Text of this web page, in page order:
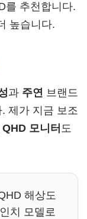
를 추천합니다.
높습니다.
과 주연 브랜드
제가 지금 보조
모니터 도
해상도
치 모델로